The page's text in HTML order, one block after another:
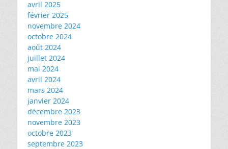
avril 2025
février 2025
novembre 2024
octobre 2024
août 2024
juillet 2024
mai 2024
avril 2024
mars 2024
janvier 2024
décembre 2023
novembre 2023
octobre 2023
septembre 2023